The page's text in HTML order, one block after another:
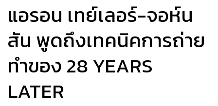
แอรอน เทย์เลอร์-จอห์น
สัน พูดถึงเทคนิคการถ่าย
ทำของ 28 YEARS
LATER